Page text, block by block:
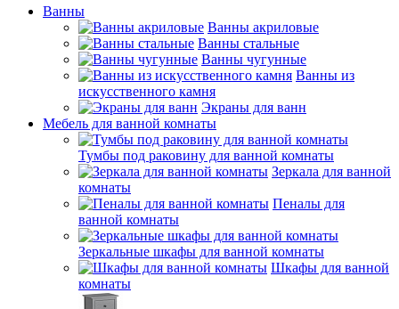
Ванны
Ванны акриловые
Ванны стальные
Ванны чугунные
Ванны из
искусственного камня
Экраны для ванн
Мебель для ванной комнаты
Тумбы под раковину для ванной комнаты
Зеркала для ванной
комнаты
Пеналы для
ванной комнаты
Зеркальные шкафы для ванной комнаты
Шкафы для ванной
комнаты